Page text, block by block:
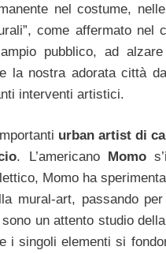
nel costume,
come affermato nel
pubblico, ad
la nostra adorata città
interventi artistici.
urban artist di
. L’americano Momo
Momo ha
mural-art, passando
un attento studio
singoli elementi si